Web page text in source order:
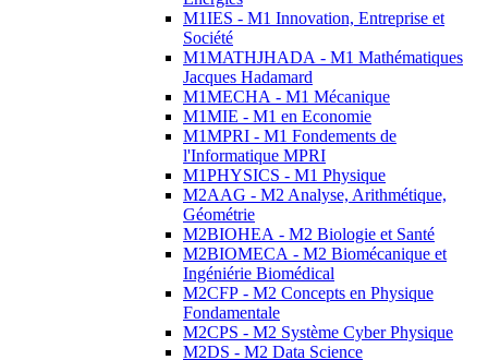
M1IES - M1 Innovation, Entreprise et
Société
M1MATHJHADA - M1 Mathématiques
Jacques Hadamard
M1MECHA - M1 Mécanique
M1MIE - M1 en Economie
M1MPRI - M1 Fondements de
l'Informatique MPRI
M1PHYSICS - M1 Physique
M2AAG - M2 Analyse, Arithmétique,
Géométrie
M2BIOHEA - M2 Biologie et Santé
M2BIOMECA - M2 Biomécanique et
Ingéniérie Biomédical
M2CFP - M2 Concepts en Physique
Fondamentale
M2CPS - M2 Système Cyber Physique
M2DS - M2 Data Science